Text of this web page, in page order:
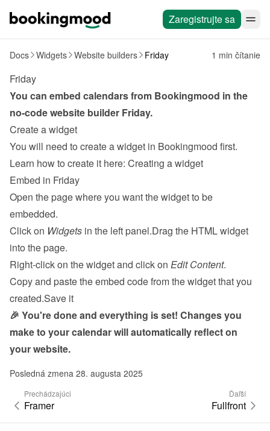
Zaregistrujte sa
Docs Widgets Website builders Friday 1 min čítanie
Friday
You can embed calendars from Bookingmood in the
no-code website builder Friday.
Create a widget
You will need to create a widget in Bookingmood first.
Learn how to create it here: Creating a widget
Embed in Friday
Open the page where you want the widget to be
embedded.
Click on Widgets in the left panel.Drag the HTML widget
into the page.
Right-click on the widget and click on Edit Content.
Copy and paste the embed code from the widget that you
created.Save it
🎉 You're done and everything is set! Changes you
make to your calendar will automatically reflect on
your website.
Posledná zmena 28. augusta 2025
Prechádzajúci
Framer
Ďaľší
Fullfront